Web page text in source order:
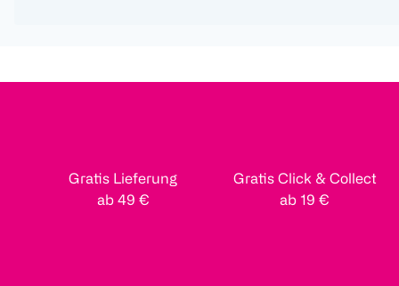
Gratis Lieferung
ab 49 €
Gratis Click & Collect
ab 19 €